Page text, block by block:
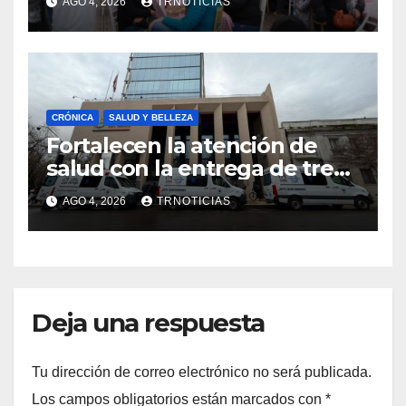
impacto en la hotelería y el
emprendimiento
CRÓNICA SALUD Y BELLEZA
Fortalecen la atención de
salud con la entrega de tres
nuevas ambulancias para
Cauquenes y Sagrada Familia
AGO 4, 2026 TRNOTICIAS
Deja una respuesta
Tu dirección de correo electrónico no será publicada.
Los campos obligatorios están marcados con *